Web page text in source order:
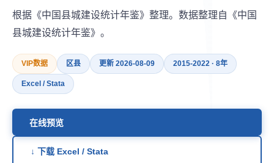
根据《中国县城建设统计年鉴》整理。数据整理自《中国
县城建设统计年鉴》。
VIP数据 区县 更新 2026-08-09 2015-2022 · 8年
Excel / Stata
在线预览
↓ 下载 Excel / Stata